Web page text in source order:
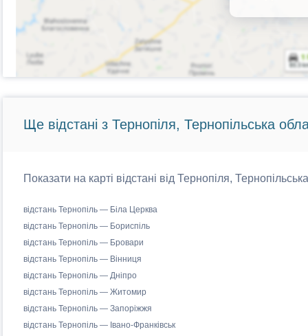
Ще відстані з Тернопіля, Тернопільська
Показати на карті відстані від Тернопіля,
відстань Тернопіль — Біла Церква
відстань Тернопіль — Бориспіль
відстань Тернопіль — Бровари
відстань Тернопіль — Вінниця
відстань Тернопіль — Дніпро
відстань Тернопіль — Житомир
відстань Тернопіль — Запоріжжя
відстань Тернопіль — Івано-Франківськ